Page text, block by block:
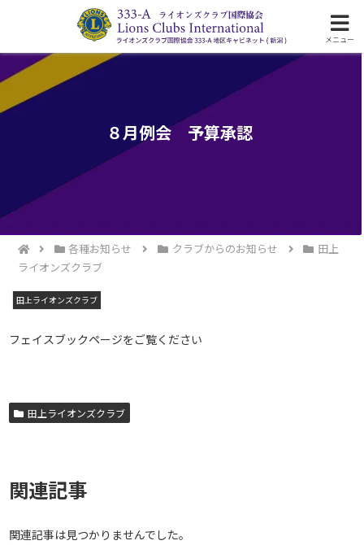
ライオンズクラブ国際協会333-A地区の活動
８月例会 予算承認
各種お知らせ クラブからのお知らせ
田上
ライオンズクラブ
田上ライオンズクラブ
フェイスブックページをご覧ください
田上ライオンズクラブ
関連記事
関連記事は見つかりませんでした。
メニュー